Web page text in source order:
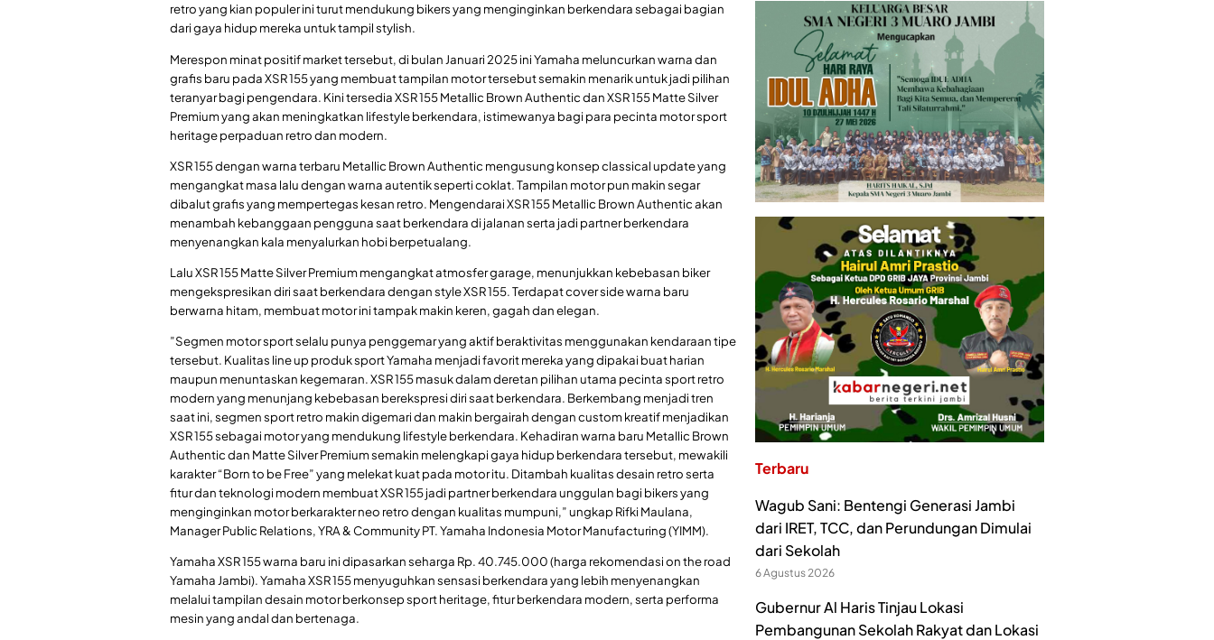
retro yang kian populer ini turut mendukung bikers yang menginginkan berkendara sebagai bagian
dari gaya hidup mereka untuk tampil stylish.
Merespon minat positif market tersebut, di bulan Januari 2025 ini Yamaha meluncurkan warna dan
grafis baru pada XSR 155 yang membuat tampilan motor tersebut semakin menarik untuk jadi pilihan
teranyar bagi pengendara. Kini tersedia XSR 155 Metallic Brown Authentic dan XSR 155 Matte Silver
Premium yang akan meningkatkan lifestyle berkendara, istimewanya bagi para pecinta motor sport
heritage perpaduan retro dan modern.
XSR 155 dengan warna terbaru Metallic Brown Authentic mengusung konsep classical update yang
mengangkat masa lalu dengan warna autentik seperti coklat. Tampilan motor pun makin segar
dibalut grafis yang mempertegas kesan retro. Mengendarai XSR 155 Metallic Brown Authentic akan
menambah kebanggaan pengguna saat berkendara di jalanan serta jadi partner berkendara
menyenangkan kala menyalurkan hobi berpetualang.
Lalu XSR 155 Matte Silver Premium mengangkat atmosfer garage, menunjukkan kebebasan biker
mengekspresikan diri saat berkendara dengan style XSR 155. Terdapat cover side warna baru
berwarna hitam, membuat motor ini tampak makin keren, gagah dan elegan.
”Segmen motor sport selalu punya penggemar yang aktif beraktivitas menggunakan kendaraan tipe
tersebut. Kualitas line up produk sport Yamaha menjadi favorit mereka yang dipakai buat harian
maupun menuntaskan kegemaran. XSR 155 masuk dalam deretan pilihan utama pecinta sport retro
modern yang menunjang kebebasan berekspresi diri saat berkendara. Berkembang menjadi tren
saat ini, segmen sport retro makin digemari dan makin bergairah dengan custom kreatif menjadikan
XSR 155 sebagai motor yang mendukung lifestyle berkendara. Kehadiran warna baru Metallic Brown
Authentic dan Matte Silver Premium semakin melengkapi gaya hidup berkendara tersebut, mewakili
karakter “Born to be Free” yang melekat kuat pada motor itu. Ditambah kualitas desain retro serta
fitur dan teknologi modern membuat XSR 155 jadi partner berkendara unggulan bagi bikers yang
menginginkan motor berkarakter neo retro dengan kualitas mumpuni,” ungkap Rifki Maulana,
Manager Public Relations, YRA & Community PT. Yamaha Indonesia Motor Manufacturing (YIMM).
Yamaha XSR 155 warna baru ini dipasarkan seharga Rp. 40.745.000 (harga rekomendasi on the road
Yamaha Jambi). Yamaha XSR 155 menyuguhkan sensasi berkendara yang lebih menyenangkan
melalui tampilan desain motor berkonsep sport heritage, fitur berkendara modern, serta performa
mesin yang andal dan bertenaga.
Terbaru
Wagub Sani: Bentengi Generasi Jambi
dari IRET, TCC, dan Perundungan Dimulai
dari Sekolah
6 Agustus 2026
Gubernur Al Haris Tinjau Lokasi
Pembangunan Sekolah Rakyat dan Lokasi